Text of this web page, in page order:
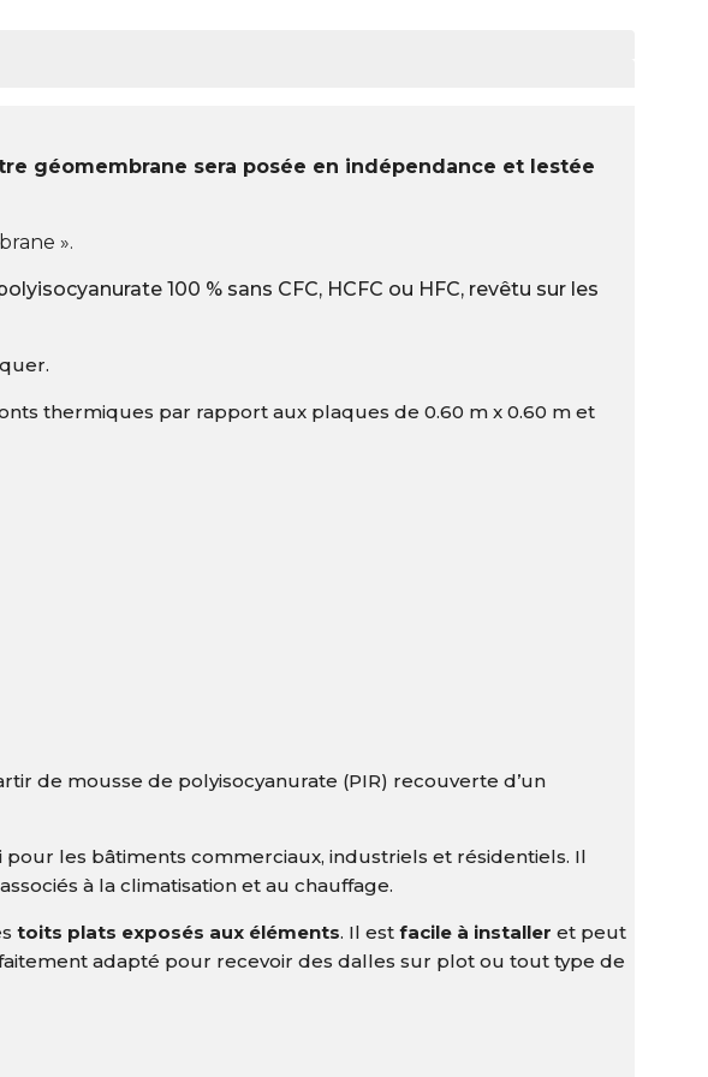
géomembrane sera posée en indépendance et lestée
».
100 % sans CFC, HCFC ou HFC, revêtu sur les
thermiques par rapport aux plaques de 0.60 m x 0.60 m et
de mousse de polyisocyanurate (PIR) recouverte d’un
pour les bâtiments commerciaux, industriels et résidentiels. Il
à la climatisation et au chauffage.
toits plats exposés aux éléments. Il estfacile à installer et peut
adapté pour recevoir des dalles sur plot ou tout type de